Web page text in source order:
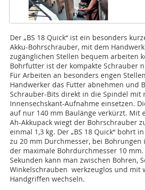
Der „BS 18 Quick“ ist ein besonders
Akku-Bohrschrauber, mit dem
zugänglichen Stellen bequem arbeiten
Bohrfutter ist der kompakte Schrauber
Für Arbeiten an besonders engen
Handwerker das Futter abnehmen und
Schrauber-Bits direkt in die Spindel mit
Innensechskant-Aufnahme einsetzen.
auf nur 140 mm Baulänge verkürzt. Mit
Ah-Akkupack wiegt der Bohrschrauber
einmal 1,3 kg. Der „BS 18 Quick“ bohrt
zu 20 mm Durchmesser, bei
der maximale Bohrdurchmesser 10
Sekunden kann man zwischen Bohren,
Winkelschrauben werkzeuglos und mit
Handgriffen wechseln.